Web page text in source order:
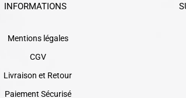
INFORMATIONS
Mentions légales
CGV
Livraison et Retour
Paiement Sécurisé